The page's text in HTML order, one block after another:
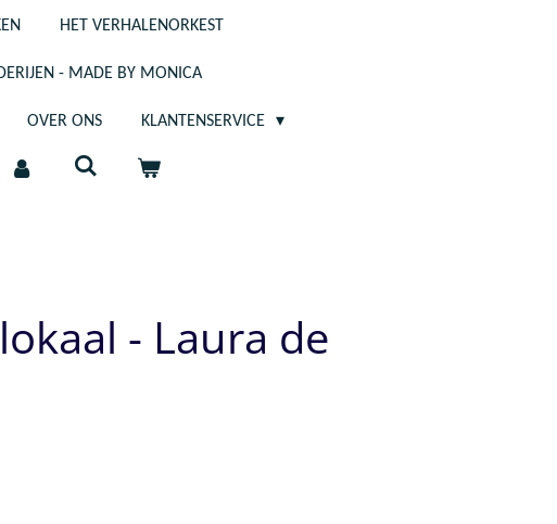
HET VERHALENORKEST
- MADE BY MONICA
OVER ONS KLANTENSERVICE
- Laura de